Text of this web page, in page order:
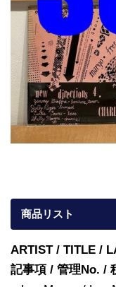
商品リスト
ARTIST / TITLE /
記事項 / 管理No. /